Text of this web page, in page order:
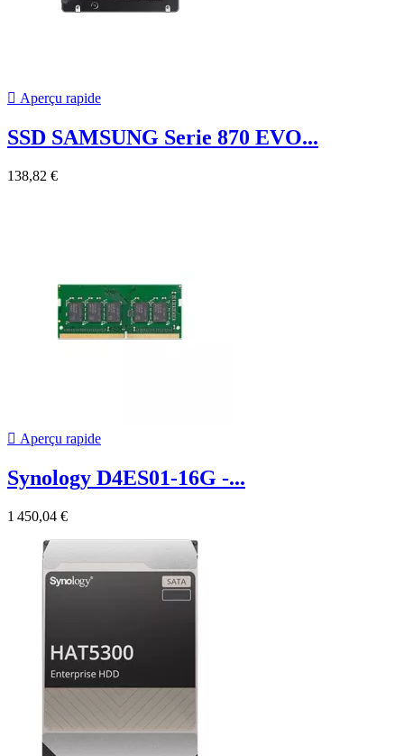
 Aperçu rapide
SSD SAMSUNG Serie 870 EVO...
138,82 €
 Aperçu rapide
Synology D4ES01-16G -...
1 450,04 €